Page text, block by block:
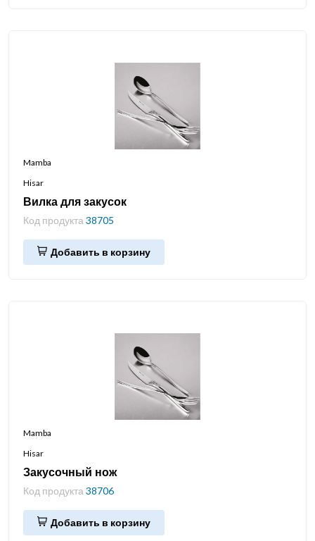
Mamba
Hisar
Вилка для закусок
Код продукта 38705
Добавить в корзину
Mamba
Hisar
Закусочный нож
Код продукта 38706
Добавить в корзину